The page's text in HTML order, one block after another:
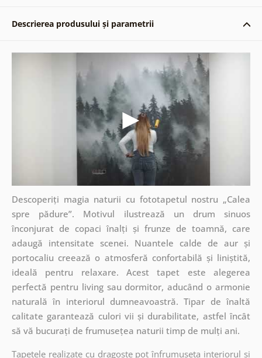
Descrierea produsului și parametrii
Descoperiți magia naturii cu fototapetul nostru „Calea
spre pădure”. Motivul ilustrează un drum sinuos
înconjurat de copaci înalți și frunze de toamnă, care
adaugă intensitate scenei. Nuantele calde de aur și
portocaliu creează o atmosferă confortabilă și liniștită,
ideală pentru relaxare. Acest tapet este alegerea
perfectă pentru living sau dormitor, aducând o armonie
naturală în interiorul dumneavoastră. Tipar de înaltă
calitate garantează culori vii și durabilitate, astfel încât
să vă bucurați de frumusețea naturii timp de mulți ani.
Tapetele realizate cu dragoste pot înfrumuseța interiorul și